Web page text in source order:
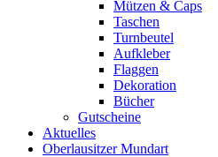
Mützen & Caps
Taschen
Turnbeutel
Aufkleber
Flaggen
Dekoration
Bücher
Gutscheine
Aktuelles
Oberlausitzer Mundart